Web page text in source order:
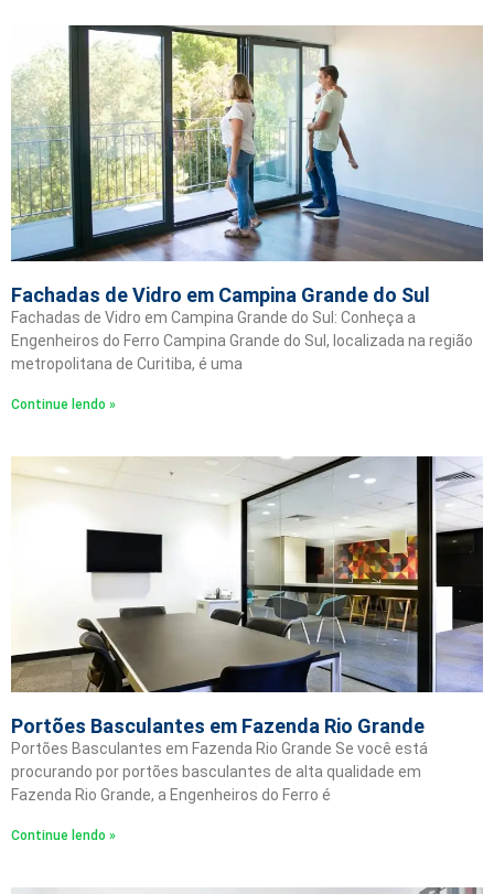
Fachadas de Vidro em Campina Grande do Sul
Fachadas de Vidro em Campina Grande do Sul: Conheça a
Engenheiros do Ferro Campina Grande do Sul, localizada na região
metropolitana de Curitiba, é uma
Continue lendo »
Portões Basculantes em Fazenda Rio Grande
Portões Basculantes em Fazenda Rio Grande Se você está
procurando por portões basculantes de alta qualidade em
Fazenda Rio Grande, a Engenheiros do Ferro é
Continue lendo »